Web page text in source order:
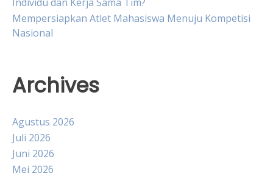
Mempersiapkan Atlet Mahasiswa Menuju Kompetisi
Nasional
Archives
Agustus 2026
Juli 2026
Juni 2026
Mei 2026